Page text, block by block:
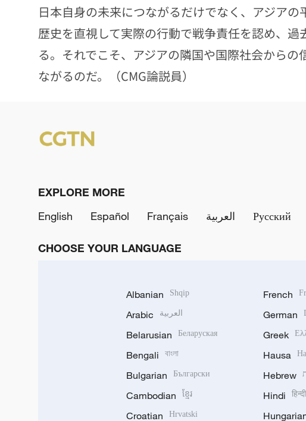
日本自身の未来につながるだけでなく、アジアの
歴史を直視して実際の行動で戦争責任を認め、
る。それでこそ、アジアの隣国や国際社会から
ながるのだ。（CMG論説員）
EXPLORE MORE
English
Español Français العربية Русский
CHOOSE YOUR LANGUAGE
Albanian Shqip
Arabic العربية
Belarusian Беларуская
Bengali বাংলা
Bulgarian Български
Cambodian ខ្មែរ
Croatian Hrvatski
French
German
Greek
Hausa
Hebrew
Hindi हिन्दी